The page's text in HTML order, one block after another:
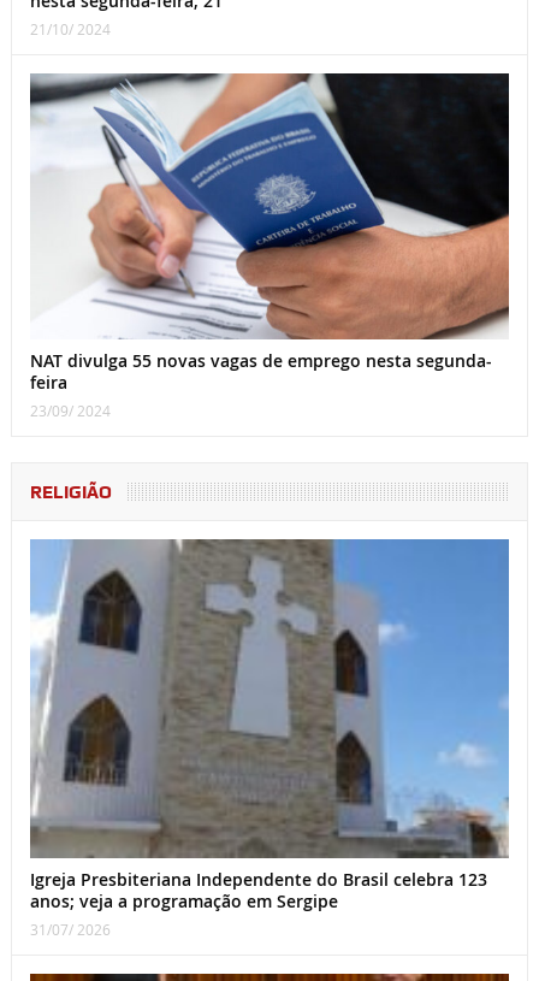
21/10/ 2024
NAT divulga 55 novas vagas de emprego nesta segunda-
feira
23/09/ 2024
RELIGIÃO
Igreja Presbiteriana Independente do Brasil celebra 123
anos; veja a programação em Sergipe
31/07/ 2026